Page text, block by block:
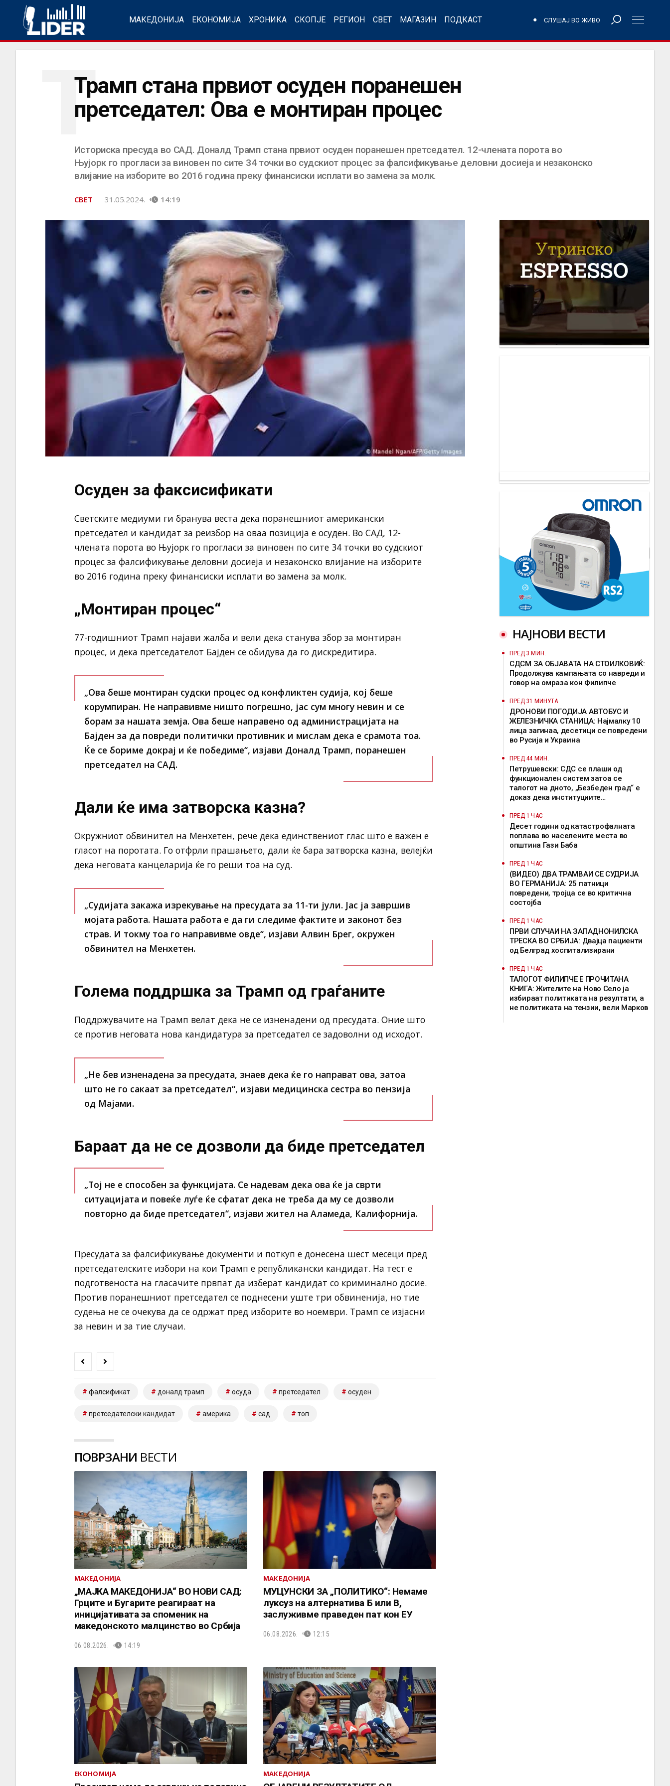
МАКЕДОНИЈА ЕКОНОМИЈА ХРОНИКА СКОПЈЕ РЕГИОН СВЕТ МАГАЗИН ПОДКАСТ СЛУШАЈ ВО ЖИВО
Трамп стана првиот осуден поранешен
претседател: Ова е монтиран процес
Т
Историска пресуда во САД. Доналд Трамп стана првиот осуден поранешен претседател. 12-члената порота во
Њујорк го прогласи за виновен по сите 34 точки во судскиот процес за фалсификување деловни досиеја и незаконско
влијание на изборите во 2016 година преку финансиски исплати во замена за молк.
СВЕТ 31.05.2024. 14:19
Осуден за факсисификати
Светските медиуми ги бранува веста дека поранешниот американски
претседател и кандидат за реизбор на оваа позиција е осуден. Во САД, 12-
члената порота во Њујорк го прогласи за виновен по сите 34 точки во судскиот
процес за фалсификување деловни досиеја и незаконско влијание на изборите
во 2016 година преку финансиски исплати во замена за молк.
„Монтиран процес“
77-годишниот Трамп најави жалба и вели дека станува збор за монтиран
процес, и дека претседателот Бајден се обидува да го дискредитира.
„Ова беше монтиран судски процес од конфликтен судија, кој беше
корумпиран. Не направивме ништо погрешно, јас сум многу невин и се
борам за нашата земја. Ова беше направено од администрацијата на
Бајден за да повреди политички противник и мислам дека е срамота тоа.
Ќе се бориме докрај и ќе победиме“, изјави Доналд Трамп, поранешен
претседател на САД.
Дали ќе има затворска казна?
Окружниот обвинител на Менхетен, рече дека единствениот глас што е важен е
гласот на поротата. Го отфрли прашањето, дали ќе бара затворска казна, велејќи
дека неговата канцеларија ќе го реши тоа на суд.
„Судијата закажа изрекување на пресудата за 11-ти јули. Јас ја завршив
мојата работа. Нашата работа е да ги следиме фактите и законот без
страв. И токму тоа го направивме овде“, изјави Алвин Брег, окружен
обвинител на Менхетен.
Голема поддршка за Трамп од граѓаните
Поддржувачите на Трамп велат дека не се изненадени од пресудата. Оние што
се против неговата нова кандидатура за претседател се задоволни од исходот.
„Не бев изненадена за пресудата, знаев дека ќе го направат ова, затоа
што не го сакаат за претседател“, изјави медицинска сестра во пензија
од Мајами.
Бараат да не се дозволи да биде претседател
„Тој не е способен за функцијата. Се надевам дека ова ќе ја сврти
ситуацијата и повеќе луѓе ќе сфатат дека не треба да му се дозволи
повторно да биде претседател“, изјави жител на Аламеда, Калифорнија.
Пресудата за фалсификување документи и поткуп е донесена шест месеци пред
претседателските избори на кои Трамп е републикански кандидат. На тест е
подготвеноста на гласачите првпат да изберат кандидат со криминално досие.
Против поранешниот претседател се поднесени уште три обвиненија, но тие
судења не се очекува да се одржат пред изборите во ноември. Трамп се изјасни
за невин и за тие случаи.
фалсификат доналд трамп осуда претседател осуден
претседателски кандидат америка сад топ
ПОВРЗАНИ ВЕСТИ
МАКЕДОНИЈА
„МАЈКА МАКЕДОНИЈА“ ВО НОВИ САД:
Грците и Бугарите реагираат на
иницијативата за споменик на
македонското малцинство во Србија
06.08.2026. 14:19
МАКЕДОНИЈА
МУЦУНСКИ ЗА „ПОЛИТИКО“: Немаме
луксуз на алтернатива Б или В,
заслуживме праведен пат кон ЕУ
06.08.2026. 12:15
ЕКОНОМИЈА МАКЕДОНИЈА
НАЈНОВИ ВЕСТИ
ПРЕД 3 МИН.
СДСМ ЗА ОБЈАВАТА НА СТОИЛКОВИЌ:
Продолжува кампањата со навреди и
говор на омраза кон Филипче
ПРЕД 31 МИНУТА
ДРОНОВИ ПОГОДИЈА АВТОБУС И
ЖЕЛЕЗНИЧКА СТАНИЦА: Најмалку 10
лица загинаа, десетици се повредени
во Русија и Украина
ПРЕД 44 МИН.
Петрушевски: СДС се плаши од
функционален систем затоа се
талогот на дното, „Безбеден град“ е
доказ дека институциите
ПРЕД 1 ЧАС
Десет години од катастрофалната
поплава во населените места во
општина Гази Баба
ПРЕД 1 ЧАС
(ВИДЕО) ДВА ТРАМВАИ СЕ СУДРИЈА
ВО ГЕРМАНИЈА: 25 патници
повредени, тројца се во критична
состојба
ПРЕД 1 ЧАС
ПРВИ СЛУЧАИ НА ЗАПАДНОНИЛСКА
ТРЕСКА ВО СРБИЈА: Двајца пациенти
од Белград хоспитализирани
ПРЕД 1 ЧАС
ТАЛОГОТ ФИЛИПЧЕ Е ПРОЧИТАНА
КНИГА: Жителите на Ново Село ја
избираат политиката на резултати, а
не политиката на тензии, вели Марков